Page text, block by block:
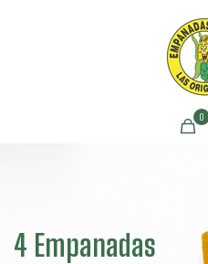
0
4 Empanadas